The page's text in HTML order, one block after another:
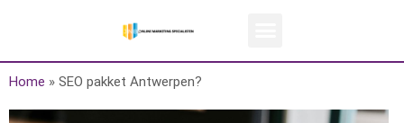
Home » SEO pakket Antwerpen?